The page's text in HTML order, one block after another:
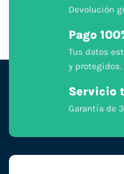
Devolución
Pago
Tus datos
y protegidos.
Servicio
Garantía de